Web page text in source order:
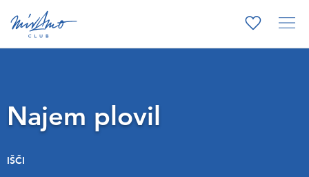
Najem plovil
IŠČI